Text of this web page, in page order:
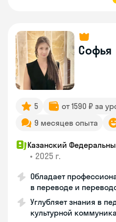
Софья
5
от 1590 ₽ за
9 месяцев опыта
Казанский
• 2025 г.
Обладает
в переводе и
Углубляет знания в
культурной